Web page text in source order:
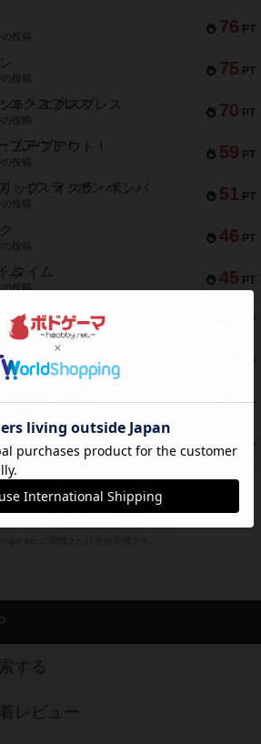
76 PT
投稿
75 PT
投稿
70 PT
ト・エクスプレス
の投稿
59 PT
ムーブアウト！
の投稿
51 PT
ップ：イスラ・ボンバ
投稿
46 PT
の投稿
45 PT
タイム
投稿
PT
件の投稿
PT
の投稿
45 PT
42 PT
の投稿
よび他の国々で登録されたApple Inc.の商標です。
する
レビュー